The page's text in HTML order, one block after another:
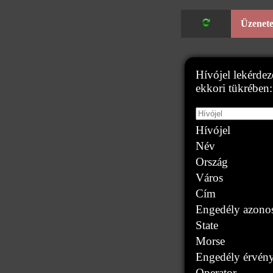
Hívójel
ekkori
Hívójel
Név
Ország
Város
Cím
Engedély
State
Morse
Engedély